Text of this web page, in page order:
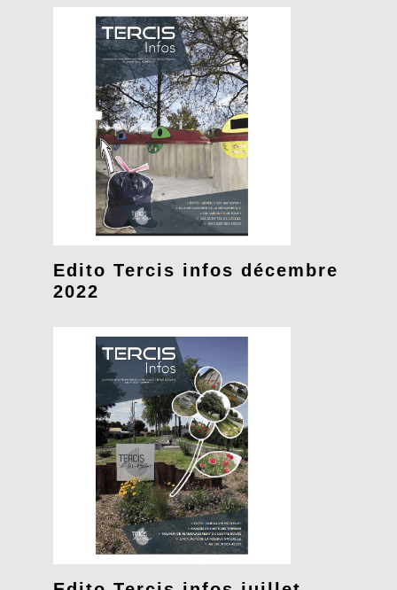
Edito Tercis infos décembre
2022